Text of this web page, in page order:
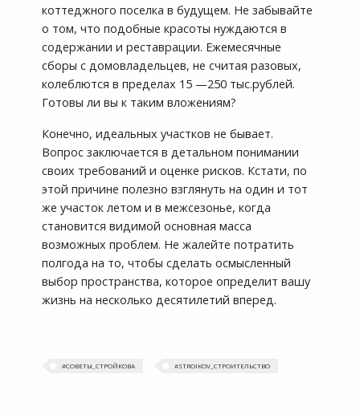
коттеджного поселка в будущем. Не забывайте
о том, что подобные красоты нуждаются в
содержании и реставрации. Ежемесячные
сборы с домовладельцев, не считая разовых,
колеблются в пределах 15 —250 тыс.рублей.
Готовы ли вы к таким вложениям?
Конечно, идеальных участков не бывает.
Вопрос заключается в детальном понимании
своих требований и оценке рисков. Кстати, по
этой причине полезно взглянуть на один и тот
же участок летом и в межсезонье, когда
становится видимой основная масса
возможных проблем. Не жалейте потратить
полгода на то, чтобы сделать осмысленный
выбор пространства, которое определит вашу
жизнь на несколько десятилетий вперед.
#‎СОВЕТЫ_СТРОЙКОВА #STROIKOV_СТРОИТЕЛЬСТВО